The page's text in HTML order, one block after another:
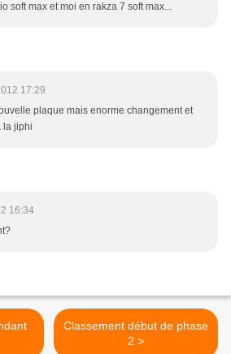
soft max et moi en rakza 7 soft max...
17:29
plaque mais enorme changement et
la jiphi
16:34
Classement début de phase
2 >